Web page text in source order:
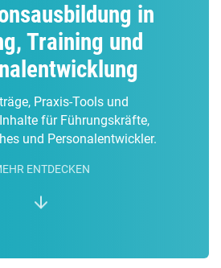
in
Training und
Praxis-Tools und
für Führungskräfte,
und Personalentwickler.
ENTDECKEN